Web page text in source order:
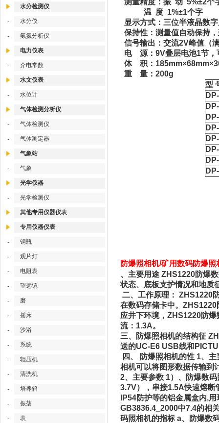
水分检测仪
- 水分仪
- 氨氮分析仪
电力仪表
- 介电常数
水文仪表
- 水位计
气体检测分析仪
- 气体检测仪
- 气体测定器
气象站
- 气象
光学仪器
- 光学检测仪
其他专用仪器仪表
专用仪器仪表
- 钢瓶
- 观片灯
- 电阻表
- 望远镜
- 磨
- 摇床
- 沙浴
- 系统
- 辊压机
- 清洗机
- 培养箱
- 振荡
- 表
温 度 1%±1个字
显示方式：三位半液晶数
保持性：测量值自动保持
信号输出：交流2V峰值（
电 源：9V叠层电池1节，
体 积：
重 量：200g
型
防爆照相机/矿用数码防爆
、主要用途 ZHS1220防爆
状态、底板支护情况和地质
二、工作原理： ZHS1220
在数码存储卡中。
应井下环境，ZHS1220防
流：1.3A。
三、防爆照相机的结构征
送的UC-E6 USB线和
四、 防爆照相机的性 1、
相机可以将图形数据传输到
2、主要参数 1）、防爆数
3.7V），串接1.5A快速熔断
IP54防护等的铝金属盒内,
GB3836.4_2000中7.4的相
码照相机的指标 a、防爆数